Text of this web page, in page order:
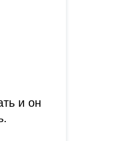
и он